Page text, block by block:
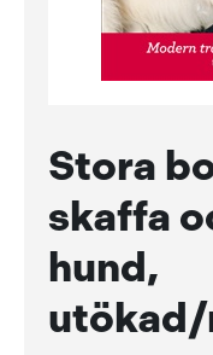
Stora
skaffa
hund,